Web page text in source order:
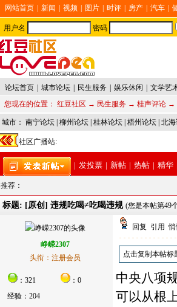
网站首页 新闻 视频 图片 时评 房产 汽车
用户名 密码
论坛首页 城市论坛 民生服务 娱乐休闲 文学艺
您现在的位置： 红豆社区 → 民生服务 → 桂声评论 →
城市： 南宁论坛 柳州论坛 桂林论坛 梧州论坛 北
社区广播站:
| 发投票 | 新帖 | 热帖 | 精华
推荐：
标题: [原创] 违规吃喝≠吃喝违规 (您是本帖第49
峥嵘2307
头衔：注册会员
：321
：0
经验：204
回复 引用
点击复制本帖标
中央八项
可以从根